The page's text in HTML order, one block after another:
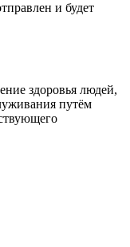
и будет
здоровья людей,
путём